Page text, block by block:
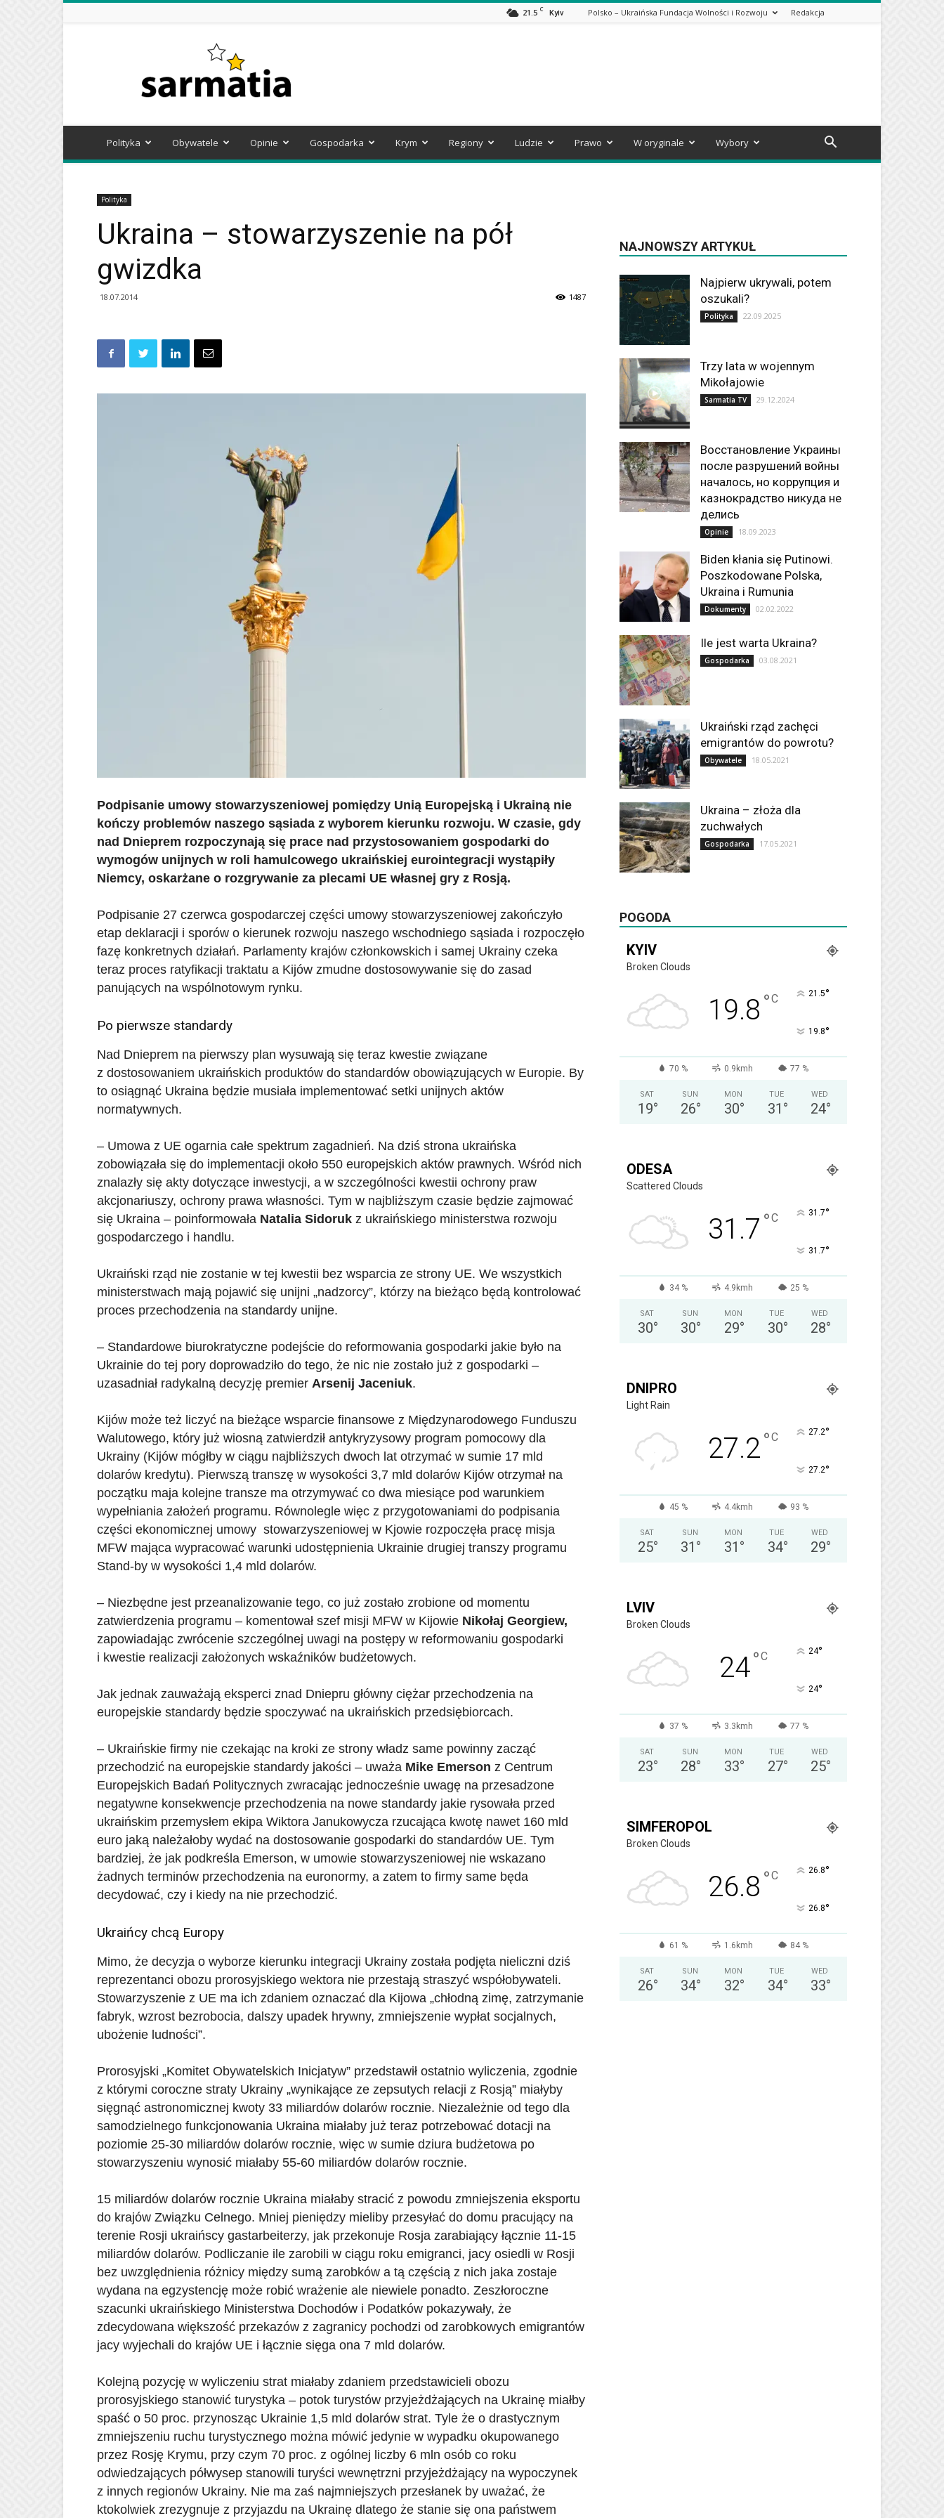
21.5 C Kyiv Polsko – Ukraińska Fundacja Wolności i Rozwoju Redakcja
Polityka Obywatele Opinie Gospodarka Krym Regiony Ludzie Prawo W oryginale Wybory
Polityka
Ukraina – stowarzyszenie na pół
gwizdka
18.07.2014 1487
Podpisanie umowy stowarzyszeniowej pomiędzy Unią Europejską i Ukrainą nie
kończy problemów naszego sąsiada z wyborem kierunku rozwoju. W czasie, gdy
nad Dnieprem rozpoczynają się prace nad przystosowaniem gospodarki do
wymogów unijnych w roli hamulcowego ukraińskiej eurointegracji wystąpiły
Niemcy, oskarżane o rozgrywanie za plecami UE własnej gry z Rosją.
Podpisanie 27 czerwca gospodarczej części umowy stowarzyszeniowej zakończyło
etap deklaracji i sporów o kierunek rozwoju naszego wschodniego sąsiada i rozpoczęło
fazę konkretnych działań. Parlamenty krajów członkowskich i samej Ukrainy czeka
teraz proces ratyfikacji traktatu a Kijów zmudne dostosowywanie się do zasad
panujących na wspólnotowym rynku.
Po pierwsze standardy
Nad Dnieprem na pierwszy plan wysuwają się teraz kwestie związane
z dostosowaniem ukraińskich produktów do standardów obowiązujących w Europie. By
to osiągnąć Ukraina będzie musiała implementować setki unijnych aktów
normatywnych.
– Umowa z UE ogarnia całe spektrum zagadnień. Na dziś strona ukraińska
zobowiązała się do implementacji około 550 europejskich aktów prawnych. Wśród nich
znalazły się akty dotyczące inwestycji, a w szczególności kwestii ochrony praw
akcjonariuszy, ochrony prawa własności. Tym w najbliższym czasie będzie zajmować
się Ukraina – poinformowała Natalia Sidoruk z ukraińskiego ministerstwa rozwoju
gospodarczego i handlu.
Ukraiński rząd nie zostanie w tej kwestii bez wsparcia ze strony UE. We wszystkich
ministerstwach mają pojawić się unijni „nadzorcy”, którzy na bieżąco będą kontrolować
proces przechodzenia na standardy unijne.
– Standardowe biurokratyczne podejście do reformowania gospodarki jakie było na
Ukrainie do tej pory doprowadziło do tego, że nic nie zostało już z gospodarki –
uzasadniał radykalną decyzję premier Arsenij Jaceniuk.
Kijów może też liczyć na bieżące wsparcie finansowe z Międzynarodowego Funduszu
Walutowego, który już wiosną zatwierdził antykryzysowy program pomocowy dla
Ukrainy (Kijów mógłby w ciągu najbliższych dwoch lat otrzymać w sumie 17 mld
dolarów kredytu). Pierwszą transzę w wysokości 3,7 mld dolarów Kijów otrzymał na
początku maja kolejne transze ma otrzymywać co dwa miesiące pod warunkiem
wypełniania założeń programu. Równolegle więc z przygotowaniami do podpisania
części ekonomicznej umowy stowarzyszeniowej w Kjowie rozpoczęła pracę misja
MFW mająca wypracować warunki udostępnienia Ukrainie drugiej transzy programu
Stand-by w wysokości 1,4 mld dolarów.
– Niezbędne jest przeanalizowanie tego, co już zostało zrobione od momentu
zatwierdzenia programu – komentował szef misji MFW w Kijowie Nikołaj Georgiew,
zapowiadając zwrócenie szczególnej uwagi na postępy w reformowaniu gospodarki
i kwestie realizacji założonych wskaźników budżetowych.
Jak jednak zauważają eksperci znad Dniepru główny ciężar przechodzenia na
europejskie standardy będzie spoczywać na ukraińskich przedsiębiorcach.
– Ukraińskie firmy nie czekając na kroki ze strony władz same powinny zacząć
przechodzić na europejskie standardy jakości – uważa Mike Emerson z Centrum
Europejskich Badań Politycznych zwracając jednocześnie uwagę na przesadzone
negatywne konsekwencje przechodzenia na nowe standardy jakie rysowała przed
ukraińskim przemysłem ekipa Wiktora Janukowycza rzucająca kwotę nawet 160 mld
euro jaką należałoby wydać na dostosowanie gospodarki do standardów UE. Tym
bardziej, że jak podkreśla Emerson, w umowie stowarzyszeniowej nie wskazano
żadnych terminów przechodzenia na euronormy, a zatem to firmy same będa
decydować, czy i kiedy na nie przechodzić.
Ukraińcy chcą Europy
Mimo, że decyzja o wyborze kierunku integracji Ukrainy została podjęta nieliczni dziś
reprezentanci obozu prorosyjskiego wektora nie przestają straszyć współobywateli.
Stowarzyszenie z UE ma ich zdaniem oznaczać dla Kijowa „chłodną zimę, zatrzymanie
fabryk, wzrost bezrobocia, dalszy upadek hrywny, zmniejszenie wypłat socjalnych,
ubożenie ludności”.
Prorosyjski „Komitet Obywatelskich Inicjatyw” przedstawił ostatnio wyliczenia, zgodnie
z którymi coroczne straty Ukrainy „wynikające ze zepsutych relacji z Rosją” miałyby
sięgnąć astronomicznej kwoty 33 miliardów dolarów rocznie. Niezależnie od tego dla
samodzielnego funkcjonowania Ukraina miałaby już teraz potrzebować dotacji na
poziomie 25-30 miliardów dolarów rocznie, więc w sumie dziura budżetowa po
stowarzyszeniu wynosić miałaby 55-60 miliardów dolarów rocznie.
15 miliardów dolarów rocznie Ukraina miałaby stracić z powodu zmniejszenia eksportu
do krajów Związku Celnego. Mniej pieniędzy mieliby przesyłać do domu pracujący na
terenie Rosji ukraińscy gastarbeiterzy, jak przekonuje Rosja zarabiający łącznie 11-15
miliardów dolarów. Podliczanie ile zarobili w ciągu roku emigranci, jacy osiedli w Rosji
bez uwzględnienia różnicy między sumą zarobków a tą częścią z nich jaka zostaje
wydana na egzystencję może robić wrażenie ale niewiele ponadto. Zeszłoroczne
szacunki ukraińskiego Ministerstwa Dochodów i Podatków pokazywały, że
zdecydowana większość przekazów z zagranicy pochodzi od zarobkowych emigrantów
jacy wyjechali do krajów UE i łącznie sięga ona 7 mld dolarów.
Kolejną pozycję w wyliczeniu strat miałaby zdaniem przedstawicieli obozu
prorosyjskiego stanowić turystyka – potok turystów przyjeżdżających na Ukrainę miałby
spaść o 50 proc. przynosząc Ukrainie 1,5 mld dolarów strat. Tyle że o drastycznym
zmniejszeniu ruchu turystycznego można mówić jedynie w wypadku okupowanego
przez Rosję Krymu, przy czym 70 proc. z ogólnej liczby 6 mln osób co roku
odwiedzających półwysep stanowili turyści wewnętrzni przyjeżdżający na wypoczynek
z innych regionów Ukrainy. Nie ma zaś najmniejszych przesłanek by uważać, że
ktokolwiek zrezygnuje z przyjazdu na Ukrainę dlatego że stanie się ona państwem
NAJNOWSZY ARTYKUŁ
Najpierw ukrywali, potem
oszukali?
Polityka 22.09.2025
Trzy lata w wojennym
Mikołajowie
Sarmatia TV 29.12.2024
Восстановление Украины
после разрушений войны
началось, но коррупция и
казнокрадство никуда не
делись
Opinie 18.09.2023
Biden kłania się Putinowi.
Poszkodowane Polska,
Ukraina i Rumunia
Dokumenty 02.02.2022
Ile jest warta Ukraina?
Gospodarka 03.08.2021
Ukraiński rząd zachęci
emigrantów do powrotu?
Obywatele 18.05.2021
Ukraina – złoża dla
zuchwałych
Gospodarka 17.05.2021
POGODA
KYIV
Broken Clouds
19.8 °C 21.5°
19.8°
70 % 0.9kmh 77 %
SAT
19°
SUN
26°
MON
30°
TUE
31 °
WED
24°
ODESA
Scattered Clouds
31.7 °C 31.7°
31.7°
34 % 4.9kmh 25 %
SAT
30°
SUN
30°
MON
29°
TUE
30°
WED
28°
DNIPRO
Light Rain
27.2°C 27.2°
27.2°
45 % 4.4kmh 93 %
SAT
25°
SUN
31 °
MON
31 °
TUE
34°
WED
29°
LVIV
Broken Clouds
24°C 24°
24°
37 % 3.3kmh 77 %
SAT
23°
SUN
28°
MON
33°
TUE
27°
WED
25°
SIMFEROPOL
Broken Clouds
26.8 °C 26.8°
26.8°
61 % 1.6kmh 84 %
SAT
26°
SUN
34°
MON
32°
TUE
34°
WED
33°